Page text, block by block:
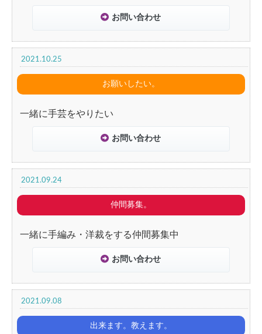
お問い合わせ
2021.10.25
お願いしたい。
一緒に手芸をやりたい
お問い合わせ
2021.09.24
仲間募集。
一緒に手編み・洋裁をする仲間募集中
お問い合わせ
2021.09.08
出来ます。教えます。